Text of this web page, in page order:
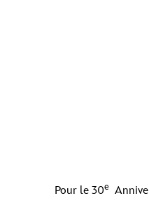
Pour le 30e